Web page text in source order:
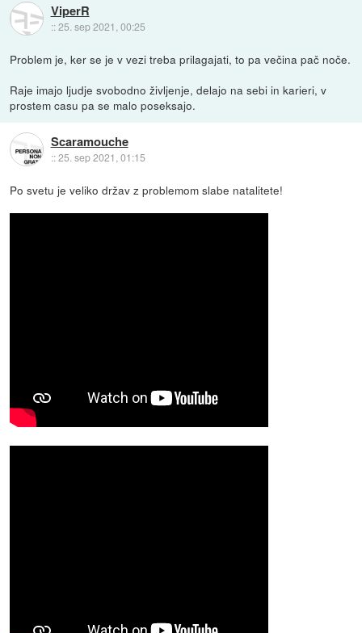
ViperR
::25. sep 2021, 00:25
Problem je, ker se je v vezi treba prilagajati, to pa večina pač noče.
Raje imajo ljudje svobodno življenje, delajo na sebi in karieri, v
prostem casu pa se malo poseksajo.
Scaramouche
::25. sep 2021, 01:15
Po svetu je veliko držav z problemom slabe natalitete!